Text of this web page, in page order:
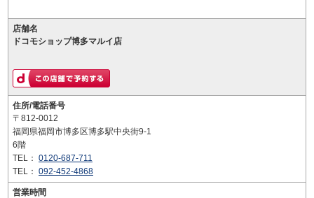
店舗名
ドコモショップ博多マルイ店
住所/電話番号
〒812-0012
福岡県福岡市博多区博多駅中央街9-1
6階
TEL： 0120-687-711
TEL： 092-452-4868
営業時間